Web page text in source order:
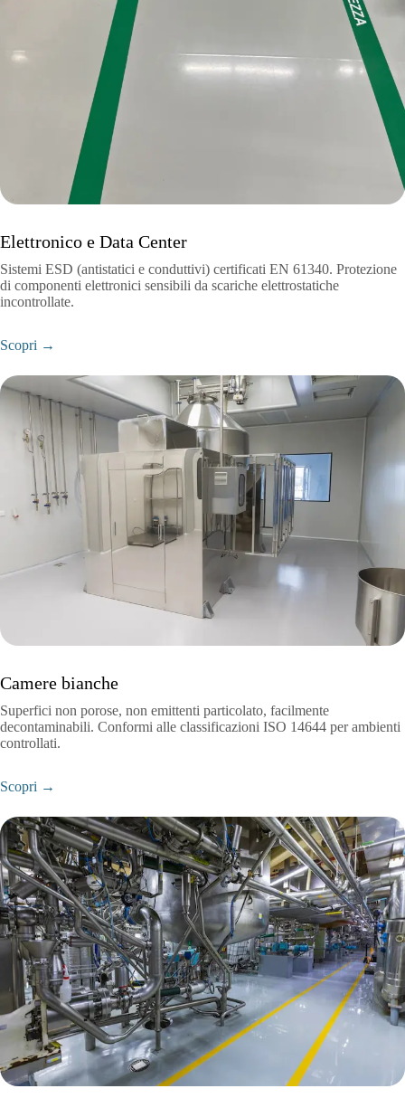
Elettronico e Data Center
Sistemi ESD (antistatici e conduttivi) certificati EN 61340. Protezione
di componenti elettronici sensibili da scariche elettrostatiche
incontrollate.
Scopri →
Camere bianche
Superfici non porose, non emittenti particolato, facilmente
decontaminabili. Conformi alle classificazioni ISO 14644 per ambienti
controllati.
Scopri →